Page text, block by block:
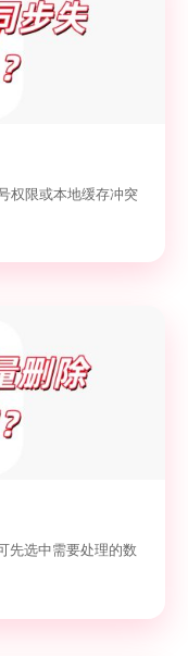
权限或本地缓存冲突
先选中需要处理的数